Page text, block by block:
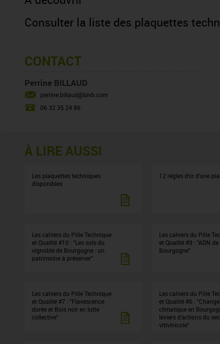
Consulter la liste des plaquettes
CONTACT
Perrine BILLAUD
perrine.billaud@bivb.com
06 32 35 24 86
À LIRE AUSSI
Les plaquettes techniques
disponibles
12 règles d'or d'une
Les cahiers du Pôle Technique
et Qualité #10 : "Les sols du
vignoble de Bourgogne : un
patrimoine à préserver"
Les cahiers du Pôle
et Qualité #9 : "ADN
Bourgogne"
Les cahiers du Pôle Technique
et Qualité #7 : "Flavescence
dorée et Bois noir en lutte
collective"
Les cahiers du Pôle
et Qualité #6 :
climatique en
leviers d’actions du
vitivinicole"